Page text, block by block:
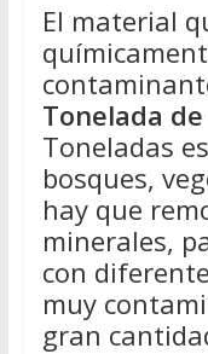
El material
Tonelada
Toneladas
bosques,
hay que
minerales,
con
muy
gran